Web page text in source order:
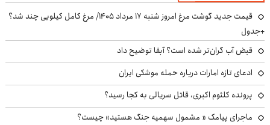
قیمت جدید گوشت مرغ امروز شنبه ۱۷ مرداد ۱۴۰۵/ مرغ کامل کیلویی چند شد؟
+جدول
قبض آب گران‌تر شده است؟ آبفا توضیح داد
ادعای تازه امارات درباره حمله موشکی ایران
پرونده کلثوم اکبری، قاتل سریالی به کجا رسید؟
ماجرای پیامک « مشمول سهمیه جنگ هستید» چیست؟